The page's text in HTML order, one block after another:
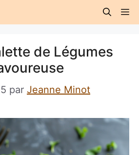
de Légumes
par Jeanne Minot